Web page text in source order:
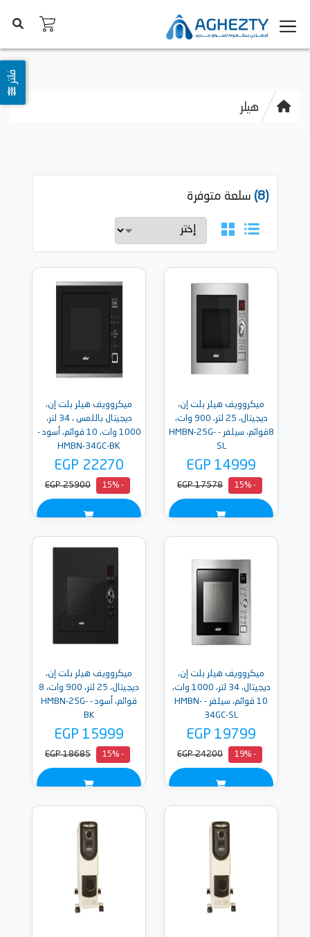
هيلر
فلتر
(8) سلعة متوفرة
ميكروويف هيلر بلت إن،
ديجيتال، 25 لتر، 900 وات،
8قوائم، سيلفر - HMBN-25G-
SL
EGP 14999
- 15%
EGP 17578
ميكروويف هيلر بلت إن،
ديجيتال باللمس ، 34 لتر،
1000 وات، 10 قوائم، أسود -
HMBN-34GC-BK
EGP 22270
- 15%
EGP 25900
ميكروويف هيلر بلت إن،
ديجيتال، 34 لتر، 1000 وات،
10 قوائم، سيلفر - HMBN-
34GC-SL
EGP 19799
- 19%
EGP 24200
ميكروويف هيلر بلت إن،
ديجيتال، 25 لتر، 900 وات، 8
قوائم، أسود - HMBN-25G-
BK
EGP 15999
- 15%
EGP 18685